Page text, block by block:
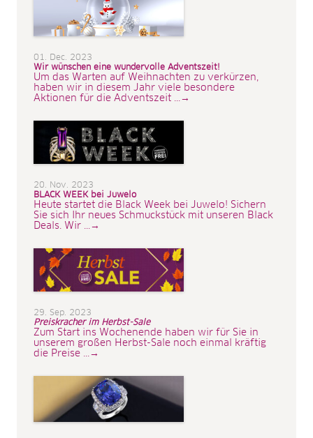
01. Dec. 2023
Wir wünschen eine wundervolle Adventszeit!
Um das Warten auf Weihnachten zu verkürzen,
haben wir in diesem Jahr viele besondere
Aktionen für die Adventszeit ...→
20. Nov. 2023
BLACK WEEK bei Juwelo
Heute startet die Black Week bei Juwelo! Sichern
Sie sich Ihr neues Schmuckstück mit unseren Black
Deals. Wir ...→
29. Sep. 2023
Preiskracher im Herbst-Sale
Zum Start ins Wochenende haben wir für Sie in
unserem großen Herbst-Sale noch einmal kräftig
die Preise ...→